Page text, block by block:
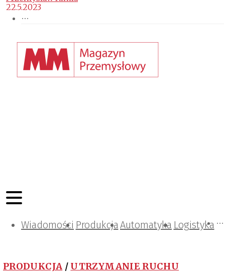
Wiadomości ProdukcjaAutomatyka Logistyka
Projektowanie i konstrukcje
Zarządzanie i IT
Tematy specjalne
PRODUKCJA / UTRZYMANIE RUCHU
22.5.2023